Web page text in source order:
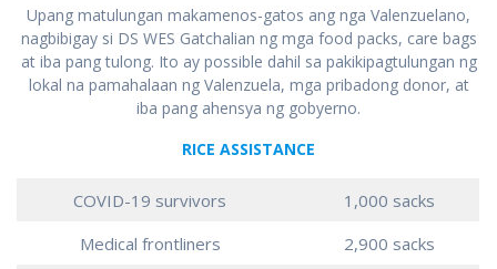
Upang matulungan makamenos-gatos ang nga Valenzuelano,
nagbibigay si DS WES Gatchalian ng mga food packs, care bags
at iba pang tulong. Ito ay possible dahil sa pakikipagtulungan ng
lokal na pamahalaan ng Valenzuela, mga pribadong donor, at
iba pang ahensya ng gobyerno.
RICE ASSISTANCE
COVID-19 survivors
1,000 sacks
Medical frontliners
2,900 sacks